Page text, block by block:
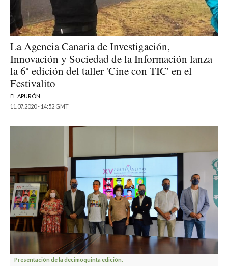
La Agencia Canaria de Investigación,
Innovación y Sociedad de la Información lanza
la 6ª edición del taller 'Cine con TIC' en el
Festivalito
EL APURÓN
11.07.2020 - 14:52 GMT
Presentación de la decimoquinta edición.